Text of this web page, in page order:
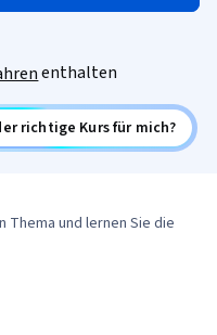
enthalten
richtige Kurs für mich?
Thema und lernen Sie die